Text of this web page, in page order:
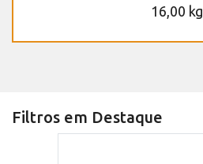
16,00 kg
Filtros em Destaque